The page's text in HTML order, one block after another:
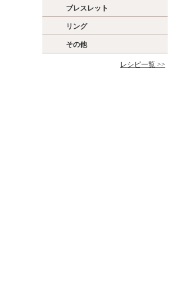
ブレスレット
リング
その他
レシピ一覧 >>